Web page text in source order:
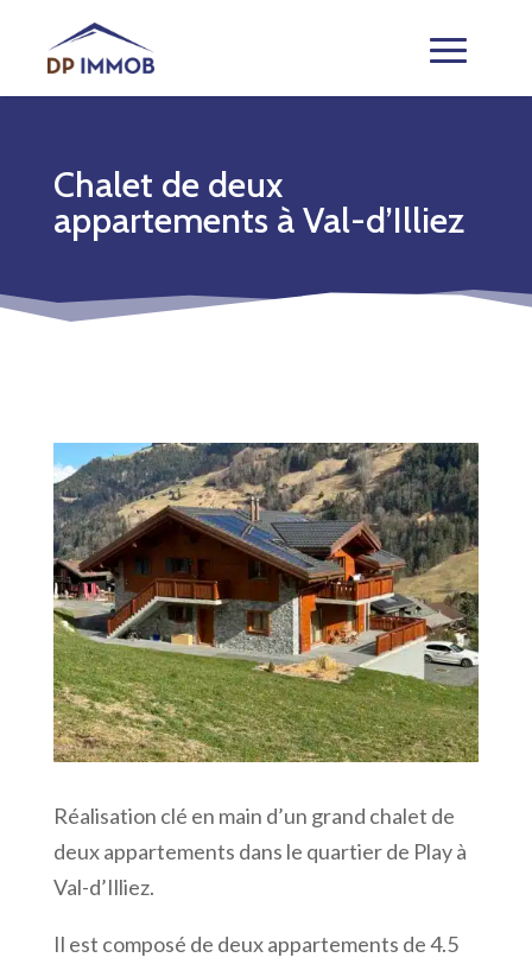
Chalet de deux
appartements à Val-d’Illiez
Réalisation clé en main d’un grand chalet de
deux appartements dans le quartier de Play à
Val-d’Illiez.
Il est composé de deux appartements de 4.5